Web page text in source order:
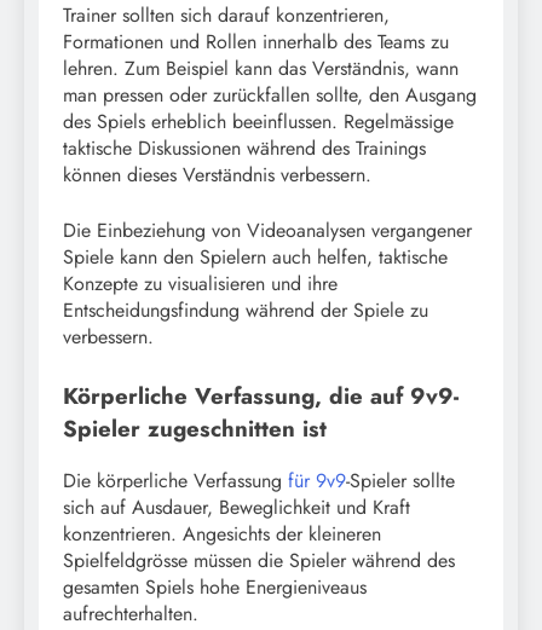
Trainer sollten sich darauf konzentrieren,
Formationen und Rollen innerhalb des Teams zu
lehren. Zum Beispiel kann das Verständnis, wann
man pressen oder zurückfallen sollte, den Ausgang
des Spiels erheblich beeinflussen. Regelmässige
taktische Diskussionen während des Trainings
können dieses Verständnis verbessern.
Die Einbeziehung von Videoanalysen vergangener
Spiele kann den Spielern auch helfen, taktische
Konzepte zu visualisieren und ihre
Entscheidungsfindung während der Spiele zu
verbessern.
Körperliche Verfassung, die auf 9v9-
Spieler zugeschnitten ist
Die körperliche Verfassung für 9v9-Spieler sollte
sich auf Ausdauer, Beweglichkeit und Kraft
konzentrieren. Angesichts der kleineren
Spielfeldgrösse müssen die Spieler während des
gesamten Spiels hohe Energieniveaus
aufrechterhalten.